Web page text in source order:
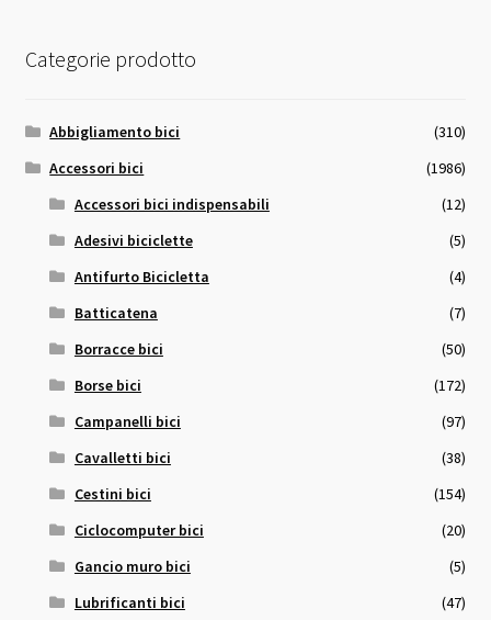
Categorie prodotto
Abbigliamento bici
(310)
Accessori bici
(1986)
Accessori bici indispensabili
(12)
Adesivi biciclette
(5)
Antifurto Bicicletta
(4)
Batticatena
(7)
Borracce bici
(50)
Borse bici
(172)
Campanelli bici
(97)
Cavalletti bici
(38)
Cestini bici
(154)
Ciclocomputer bici
(20)
Gancio muro bici
(5)
Lubrificanti bici
(47)